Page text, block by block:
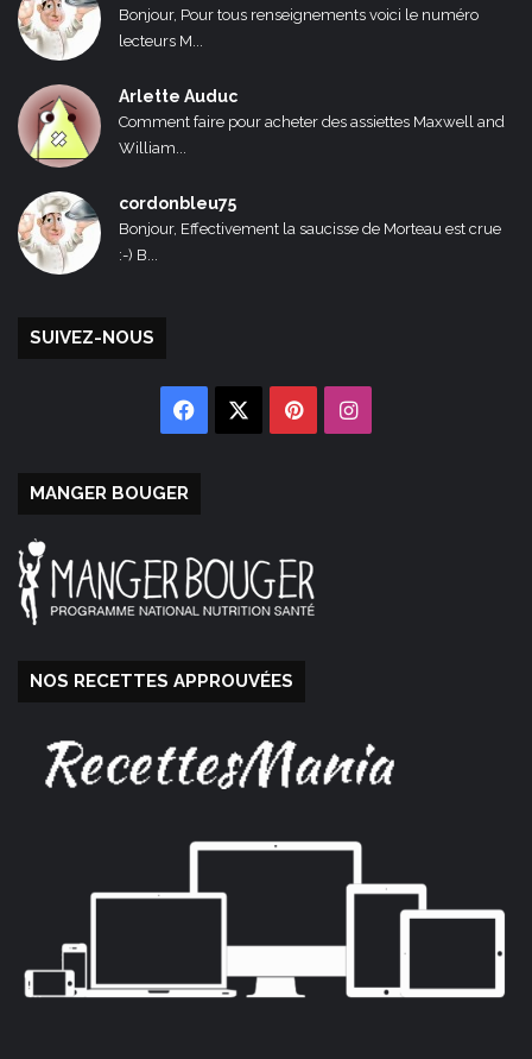
Bonjour, Pour tous renseignements voici le numéro
lecteurs M...
Arlette Auduc
Comment faire pour acheter des assiettes Maxwell and
William...
cordonbleu75
Bonjour, Effectivement la saucisse de Morteau est crue
:-) B...
SUIVEZ-NOUS
Facebook PinterestInstagram
MANGER BOUGER
NOS RECETTES APPROUVÉES